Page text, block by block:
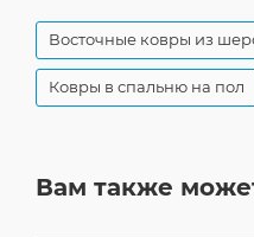
Восточные ковры из
Ковры в спальню на пол
Вам также